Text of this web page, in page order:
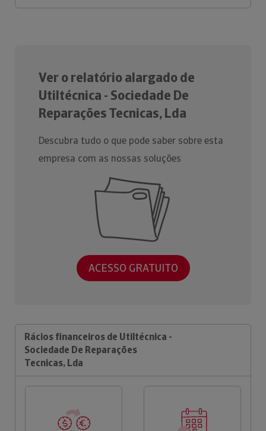
Ver o relatório alargado de
Utiltécnica - Sociedade De
Reparações Tecnicas, Lda
Descubra tudo o que pode saber sobre esta
empresa com as nossas soluções
ACESSO GRATUITO
Rácios financeiros de Utiltécnica -
Sociedade De Reparações
Tecnicas, Lda